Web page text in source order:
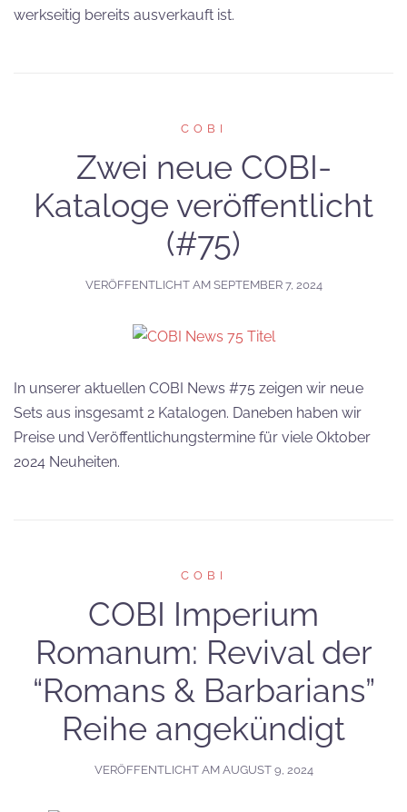
werkseitig bereits ausverkauft ist.
COBI
Zwei neue COBI-
Kataloge veröffentlicht
(#75)
VERÖFFENTLICHT AM SEPTEMBER 7, 2024
In unserer aktuellen COBI News #75 zeigen wir neue
Sets aus insgesamt 2 Katalogen. Daneben haben wir
Preise und Veröffentlichungstermine für viele Oktober
2024 Neuheiten.
COBI
COBI Imperium
Romanum: Revival der
“Romans & Barbarians”
Reihe angekündigt
VERÖFFENTLICHT AM AUGUST 9, 2024